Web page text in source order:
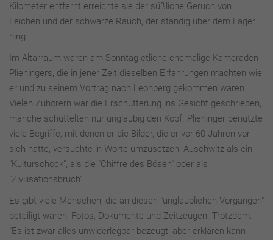
Kilometer entfernt erreichte sie der süßliche Geruch von
Leichen und der schwarze Rauch, der ständig über dem Lager
hing.
Im Altarraum waren am Sonntag etliche ehemalige Kameraden
Plieningers, die in jener Zeit dieselben Erfahrungen machten wie
er und zu seinem Vortrag nach Leonberg gekommen waren.
Vielen Zuhörern war die Erschütterung ins Gesicht geschrieben,
manche schüttelten nur ungläubig den Kopf. Plieninger benutzte
viele Begriffe, mit denen er die Bilder, die er vor 60 Jahren vor
sich hatte, versuchte in Worte umzusetzen: Auschwitz als ein
"Kulturschock", als die "Chiffre des Bösen" oder als
"Zivilisationsbruch".
Es gibt viele Menschen, die an diesen "unglaublichen Vorgängen"
beteiligt waren, Fotos, Dokumente und Zeitzeugen. Trotzdem:
"Es ist zwar alles unwiderlegbar bezeugt, aber erklären kann